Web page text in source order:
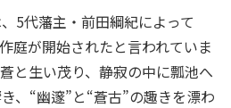
5代藩主・前田綱紀によって
庭が開始されたと言われていま
と生い茂り、静寂の中に瓢池へ
、“幽邃”と“蒼古”の趣きを漂わ